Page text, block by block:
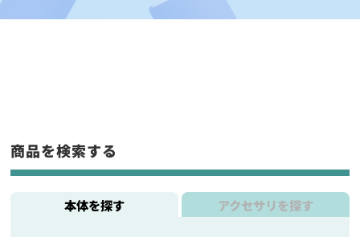
商品を検索する
本体を探す アクセサリを探す